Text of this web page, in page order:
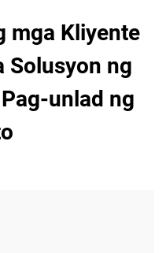
mga Kliyente
Solusyon ng
unlad ng